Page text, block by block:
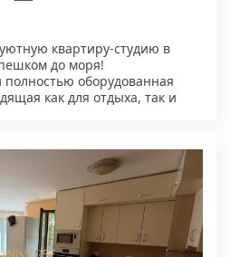
квартиру-студию в
до моря!
полностью оборудованная
как для отдыха, так и
кухня и удобная зона отдыха.
до пляжа всего 5 минут
Daikin на гарантии —
в любое время года.
для хранения вещей,
или сезонного инвентаря.
и хорошее состояние.